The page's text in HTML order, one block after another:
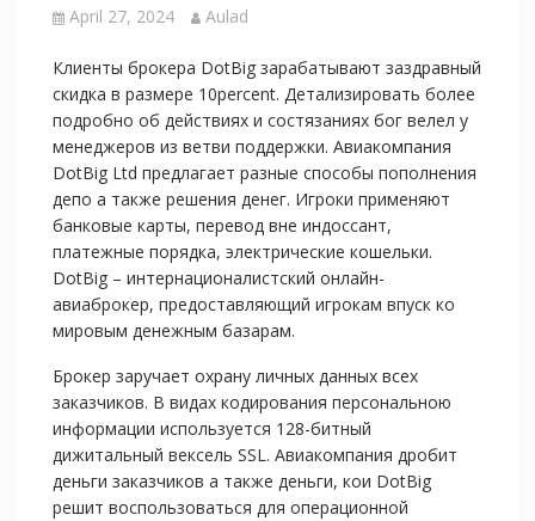
April 27, 2024 Aulad
Клиенты брокера DotBig зарабатывают заздравный
скидка в размере 10percent. Детализировать более
подробно об действиях и состязаниях бог велел у
менеджеров из ветви поддержки. Авиакомпания
DotBig Ltd предлагает разные способы пополнения
депо а также решения денег. Игроки применяют
банковые карты, перевод вне индоссант,
платежные порядка, электрические кошельки.
DotBig – интернационалистский онлайн-
авиаброкер, предоставляющий игрокам впуск ко
мировым денежным базарам.
Брокер заручает охрану личных данных всех
заказчиков. В видах кодирования персональною
информации используется 128-битный
дижитальный вексель SSL. Авиакомпания дробит
деньги заказчиков а также деньги, кои DotBig
решит воспользоваться для операционной